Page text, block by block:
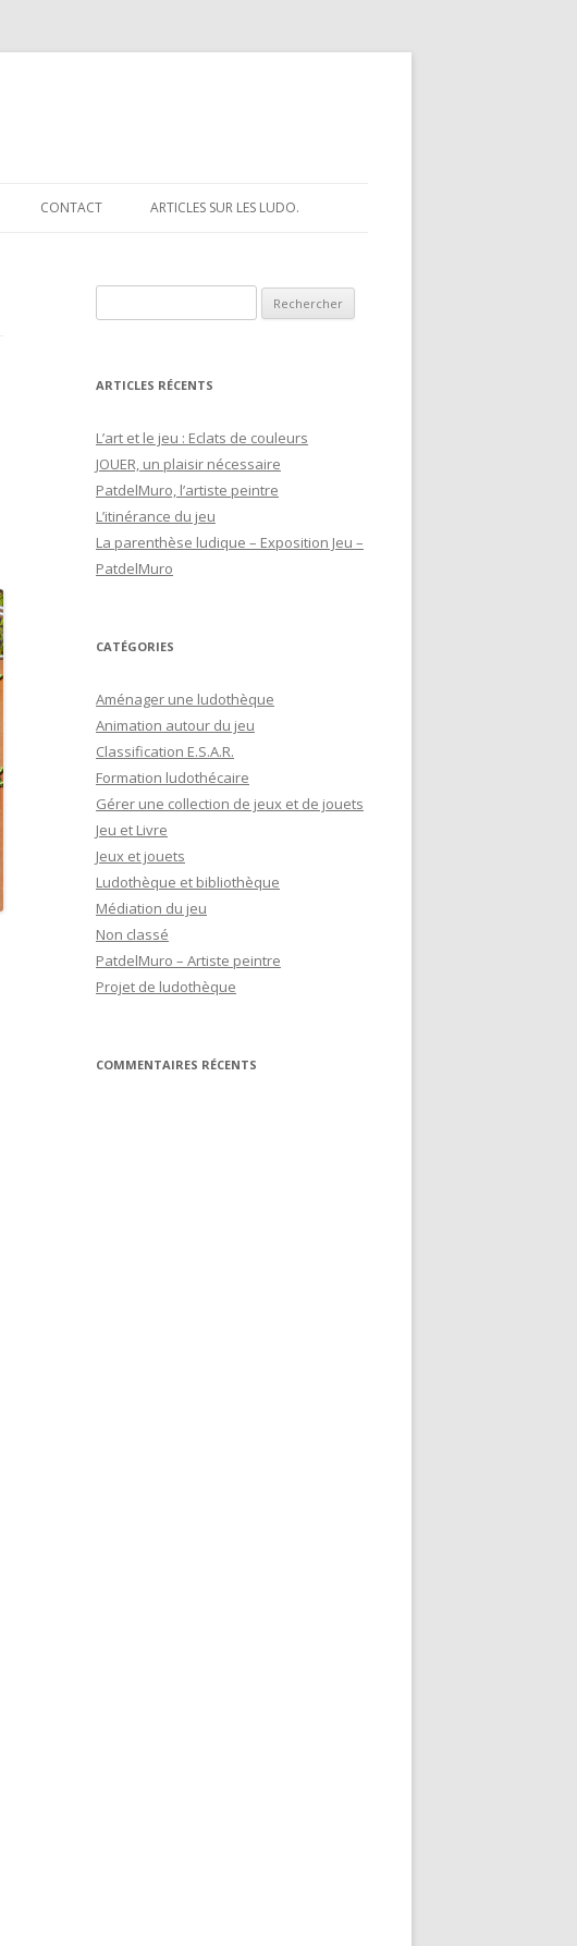
CONTACT ARTICLES SUR LES LUDO.
e
h
r
c
h
e
r
ARTICLES RÉCENTS
L’art et le jeu : Eclats de couleurs
JOUER, un plaisir nécessaire
PatdelMuro, l’artiste peintre
L’itinérance du jeu
La parenthèse ludique – Exposition Jeu –
PatdelMuro
CATÉGORIES
Aménager une ludothèque
Animation autour du jeu
Classification E.S.A.R.
Formation ludothécaire
Gérer une collection de jeux et de jouets
Jeu et Livre
Jeux et jouets
Ludothèque et bibliothèque
Médiation du jeu
Non classé
PatdelMuro – Artiste peintre
Projet de ludothèque
COMMENTAIRES RÉCENTS